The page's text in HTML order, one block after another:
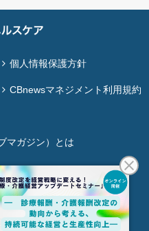
個人情報保護方針
CBnewsマネジメント利用規約
マガジン）とは
問